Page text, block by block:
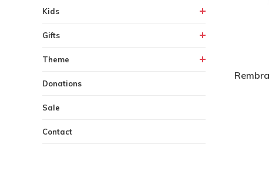
Kids
Gifts
Theme
Donations
Sale
Contact